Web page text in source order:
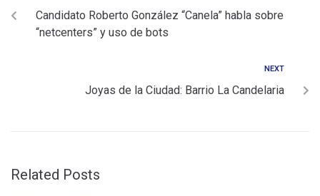
Candidato Roberto González “Canela” habla sobre
“netcenters” y uso de bots
NEXT
Joyas de la Ciudad: Barrio La Candelaria
Related Posts